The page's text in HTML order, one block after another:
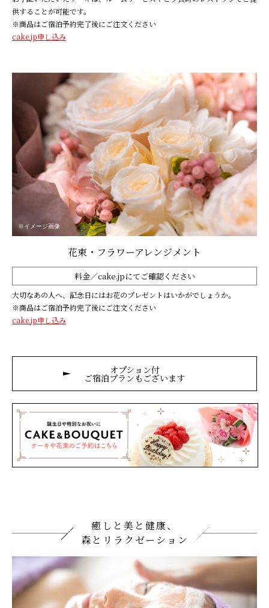
供することが可能です。
※商品はご宿泊予約完了後にご注文ください
cake.jp申し込み
※イメージ画像
花束・フラワーアレンジメント
料金／cake.jpにてご確認ください
大切なあの人へ、記念日にはお花のプレゼントはいかがでしょうか。
※商品はご宿泊予約完了後にご注文ください
cake.jp申し込み
オプション付
ご宿泊プランもございます
癒しと美と健康、
森とリラクゼーション